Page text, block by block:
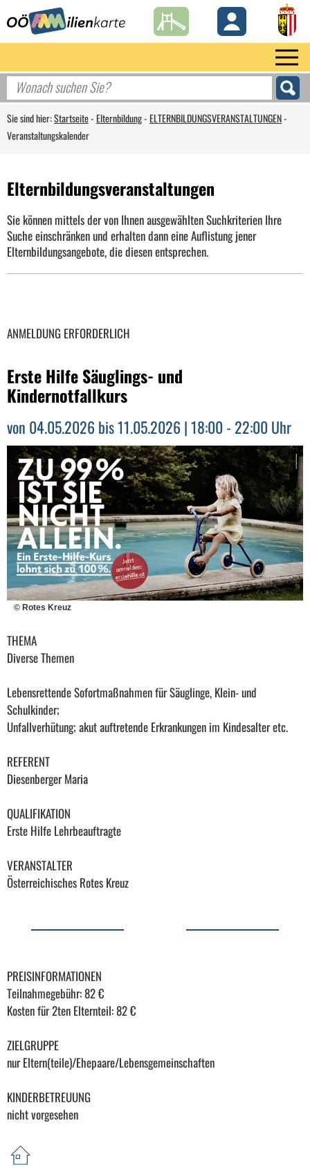
Sie sind hier:Startseite-Elternbildung-ELTERNBILDUNGSVERANSTALTUNGEN-
Veranstaltungskalender
Elternbildungsveranstaltungen
Sie können mittels der von Ihnen ausgewählten Suchkriterien Ihre
Suche einschränken und erhalten dann eine Auflistung jener
Elternbildungsangebote, die diesen entsprechen.
ANMELDUNG ERFORDERLICH
Erste Hilfe Säuglings- und
Kindernotfallkurs
von 04.05.2026 bis 11.05.2026 | 18:00 - 22:00 Uhr
© Rotes Kreuz
THEMA
Diverse Themen
Lebensrettende Sofortmaßnahmen für Säuglinge, Klein- und
Schulkinder;
Unfallverhütung; akut auftretende Erkrankungen im Kindesalter etc.
REFERENT
Diesenberger Maria
QUALIFIKATION
Erste Hilfe Lehrbeauftragte
VERANSTALTER
Österreichisches Rotes Kreuz
PREISINFORMATIONEN
Teilnahmegebühr: 82 €
Kosten für 2ten Elternteil: 82 €
ZIELGRUPPE
nur Eltern(teile)/Ehepaare/Lebensgemeinschaften
KINDERBETREUUNG
nicht vorgesehen